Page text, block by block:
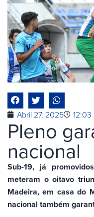
Abril 27, 2025 12:03
Pleno
nacional
Sub-19, já
meteram o oitavo
Madeira, em casa do
nacional também